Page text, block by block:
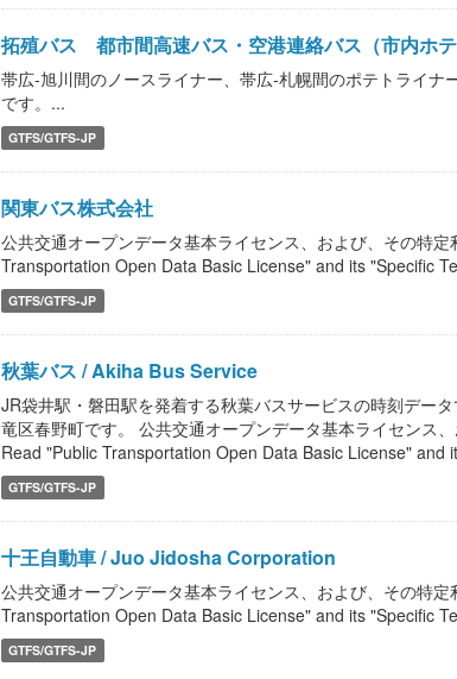
拓殖バス 都市間高速バス・空港連絡バス（市内ホ
帯広-旭川間のノースライナー、帯広-札幌間のポテトライ
です。...
GTFS/GTFS-JP
関東バス株式会社
公共交通オープンデータ基本ライセンス、および、その特
Transportation Open Data Basic License" and its "Specific
GTFS/GTFS-JP
秋葉バス / Akiha Bus Service
JR袋井駅・磐田駅を発着する秋葉バスサービスの時刻デー
竜区春野町です。 公共交通オープンデータ基本ライセンス
Read "Public Transportation Open Data Basic License" and
GTFS/GTFS-JP
十王自動車 / Juo Jidosha Corporation
公共交通オープンデータ基本ライセンス、および、その特
Transportation Open Data Basic License" and its "Specific
GTFS/GTFS-JP